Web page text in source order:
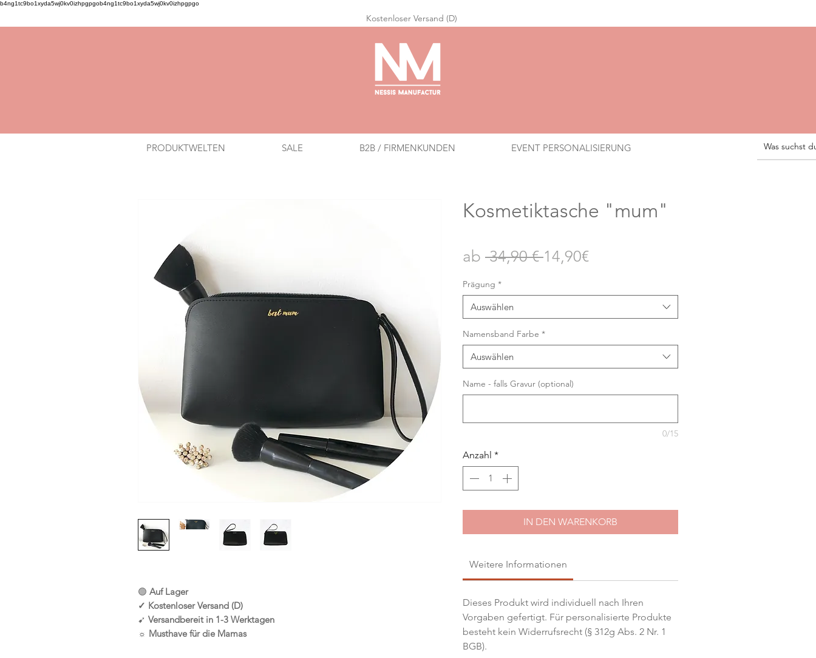
b4ng1tc9bo1xyda5wj0kv0izhpgpgob4ng1tc9bo1xyda5wj0kv0izhpgpgo
Kostenloser Versand (D)
PRODUKTWELTEN SALE B2B / FIRMENKUNDEN EVENT PERSONALISIERUNG
🟢 Auf Lager
✓ Kostenloser Versand (D)
➹ Versandbereit in 1-3 Werktagen
☼ Musthave für die Mamas
Kosmetiktasche "mum"
ab 34,90 € Standardpreis
14,90€Sale-
Prägung *
Auswählen
Namensband Farbe *
Auswählen
Name - falls Gravur (optional)
0/15
Anzahl *
IN DEN WARENKORB
Weitere Informationen
Dieses Produkt wird individuell nach Ihren
Vorgaben gefertigt. Für personalisierte Produkte
besteht kein Widerrufsrecht (§ 312g Abs. 2 Nr. 1
BGB).